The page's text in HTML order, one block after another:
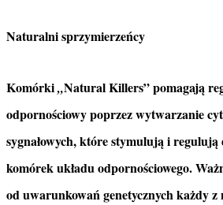
Naturalni sprzymierzeńcy
Komórki„Natural Killers” pomagają
odpornościowy poprzez wytwarzanie
sygnałowych, które stymulują i regulują
komórek układu odpornościowego.
od uwarunkowań genetycznych każdy z